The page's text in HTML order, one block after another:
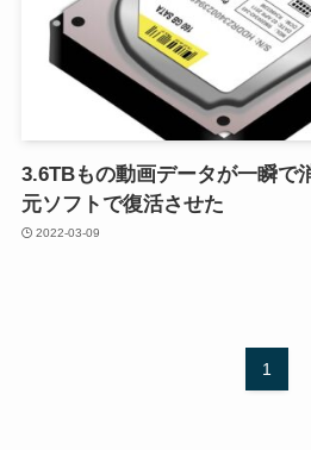
3.6TBもの動画データが一瞬で
元ソフトで復活させた
2022-03-09
1